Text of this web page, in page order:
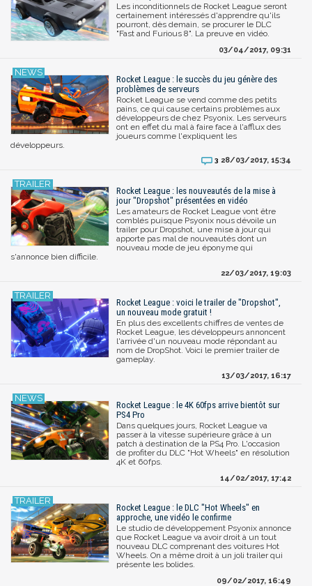
Les inconditionnels de Rocket League seront
certainement intéressés d'apprendre qu'ils
pourront, dès demain, se procurer le DLC
"Fast and Furious 8". La preuve en vidéo.
03/04/2017, 09:31
Rocket League : le succès du jeu génère des
problèmes de serveurs
Rocket League se vend comme des petits
pains, ce qui cause certains problèmes aux
développeurs de chez Psyonix. Les serveurs
ont en effet du mal à faire face à l'afflux des
joueurs comme l'expliquent les
développeurs.
3 28/03/2017, 15:34
Rocket League : les nouveautés de la mise à
jour "Dropshot" présentées en vidéo
Les amateurs de Rocket League vont être
comblés puisque Psyonix nous dévoile un
trailer pour Dropshot, une mise à jour qui
apporte pas mal de nouveautés dont un
nouveau mode de jeu éponyme qui
s'annonce bien difficile.
22/03/2017, 19:03
Rocket League : voici le trailer de "Dropshot",
un nouveau mode gratuit !
En plus des excellents chiffres de ventes de
Rocket League, les développeurs annoncent
l'arrivée d'un nouveau mode répondant au
nom de DropShot. Voici le premier trailer de
gameplay.
13/03/2017, 16:17
Rocket League : le 4K 60fps arrive bientôt sur
PS4 Pro
Dans quelques jours, Rocket League va
passer à la vitesse supérieure grâce à un
patch à destination de la PS4 Pro. L'occasion
de profiter du DLC "Hot Wheels" en résolution
4K et 60fps.
14/02/2017, 17:42
Rocket League : le DLC "Hot Wheels" en
approche, une vidéo le confirme
Le studio de développement Psyonix annonce
que Rocket League va avoir droit à un tout
nouveau DLC comprenant des voitures Hot
Wheels. On a même droit à un joli trailer qui
présente les bolides.
09/02/2017, 16:49